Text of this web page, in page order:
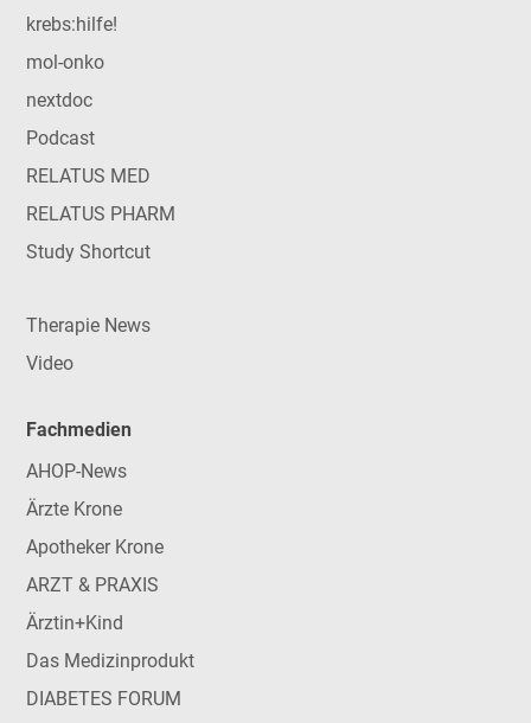
krebs:hilfe!
mol-onko
nextdoc
Podcast
RELATUS MED
RELATUS PHARM
Study Shortcut
Therapie News
Video
Fachmedien
AHOP-News
Ärzte Krone
Apotheker Krone
ARZT & PRAXIS
Ärztin+Kind
Das Medizinprodukt
DIABETES FORUM